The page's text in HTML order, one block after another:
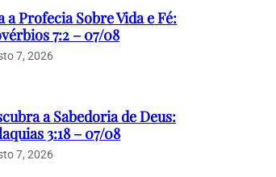
a Profecia Sobre Vida e Fé:
7:2 – 07/08
7, 2026
a Sabedoria de Deus:
3:18 – 07/08
7, 2026